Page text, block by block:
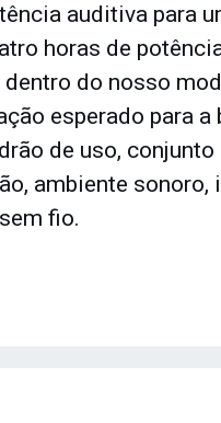
auditiva para
horas de
do nosso
esperado para a
de uso,
ambiente sonoro,
fio.